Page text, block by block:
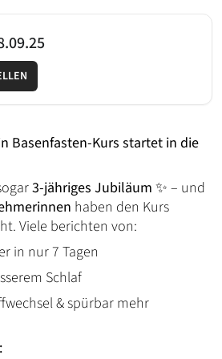
Basenfasten-Kurs startet in die
3-jähriges Jubiläum ✨ – und
haben den Kurs
Viele berichten von:
in nur 7 Tagen
Schlaf
& spürbar mehr